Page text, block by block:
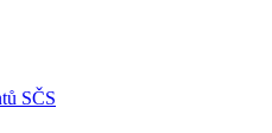
SČS